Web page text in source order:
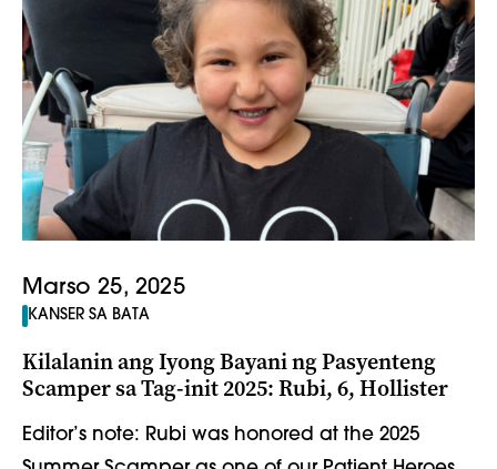
Marso 25, 2025
KANSER SA BATA
Kilalanin ang Iyong Bayani ng Pasyenteng
Scamper sa Tag-init 2025: Rubi, 6, Hollister
Editor’s note: Rubi was honored at the 2025